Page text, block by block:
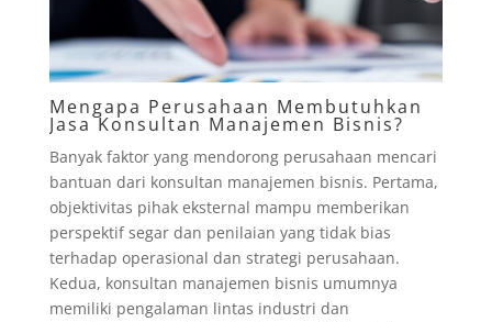
Mengapa Perusahaan Membutuhkan
Jasa Konsultan Manajemen Bisnis?
Banyak faktor yang mendorong perusahaan mencari
bantuan dari konsultan manajemen bisnis. Pertama,
objektivitas pihak eksternal mampu memberikan
perspektif segar dan penilaian yang tidak bias
terhadap operasional dan strategi perusahaan.
Kedua, konsultan manajemen bisnis umumnya
memiliki pengalaman lintas industri dan